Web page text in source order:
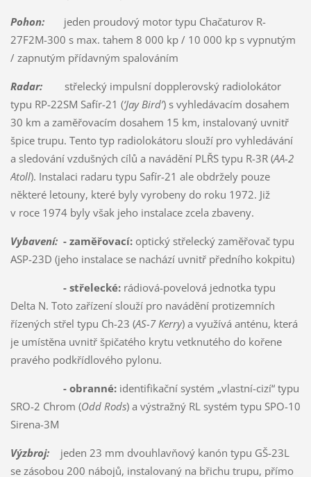
Pohon:jeden proudový motor typu Chačaturov R-
27F2M-300 s max. tahem 8 000 kp / 10 000 kp s vypnutým
/ zapnutým přídavným spalováním
Radar:střelecký impulsní dopplerovský radiolokátor
typu RP-22SM Safír-21 (‘Jay Bird’) s vyhledávacím dosahem
30 km a zaměřovacím dosahem 15 km, instalovaný uvnitř
špice trupu. Tento typ radiolokátoru slouží pro vyhledávání
a sledování vzdušných cílů a navádění PLŘS typu R-3R (AA-2
Atoll). Instalaci radaru typu Safír-21 ale obdržely pouze
některé letouny, které byly vyrobeny do roku 1972. Již
v roce 1974 byly však jeho instalace zcela zbaveny.
Vybavení: - zaměřovací:optický střelecký zaměřovač typu
ASP-23D (jeho instalace se nachází uvnitř předního kokpitu)
- střelecké:rádiová-povelová jednotka typu
Delta N. Toto zařízení slouží pro navádění protizemních
řízených střel typu Ch-23 (AS-7 Kerry) a využívá anténu, která
je umístěna uvnitř špičatého krytu vetknutého do kořene
pravého podkřídlového pylonu.
- obranné:identifikační systém „vlastní-cizí“ typu
SRO-2 Chrom (Odd Rods) a výstražný RL systém typu SPO-10
Sirena-3M
Výzbroj:jeden 23 mm dvouhlavňový kanón typu GŠ-23L
se zásobou 200 nábojů, instalovaný na břichu trupu, přímo